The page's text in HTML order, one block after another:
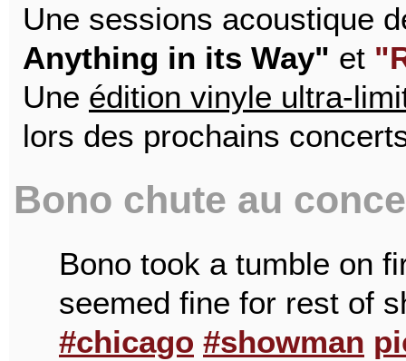
Une sessions acoustique
Anything in its Way" et
Une édition vinyle ultra-
lors des prochains
Bono chute au
Bono took a tumble on
seemed fine for rest of
#chicago #showman